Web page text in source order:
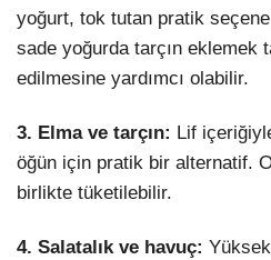
yoğurt, tok tutan pratik
sade yoğurda tarçın eklemek
edilmesine yardımcı olabilir.
3. Elma ve tarçın: Lif
öğün için pratik bir alternatif.
birlikte tüketilebilir.
4. Salatalık ve havuç: